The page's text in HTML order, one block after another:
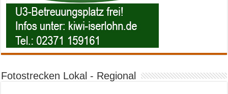
Fotostrecken Lokal - Regional